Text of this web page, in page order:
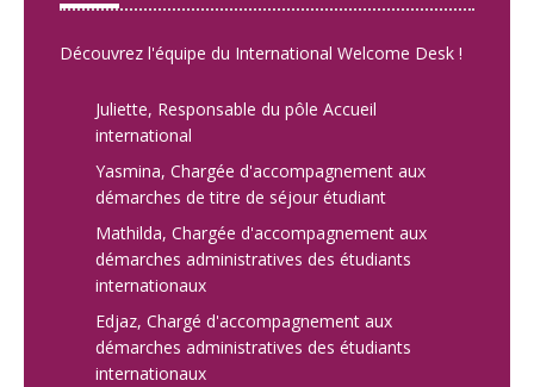
Découvrez l'équipe du International Welcome Desk !
Juliette, Responsable du pôle Accueil
international
Yasmina, Chargée d'accompagnement aux
démarches de titre de séjour étudiant
Mathilda, Chargée d'accompagnement aux
démarches administratives des étudiants
internationaux
Edjaz, Chargé d'accompagnement aux
démarches administratives des étudiants
internationaux